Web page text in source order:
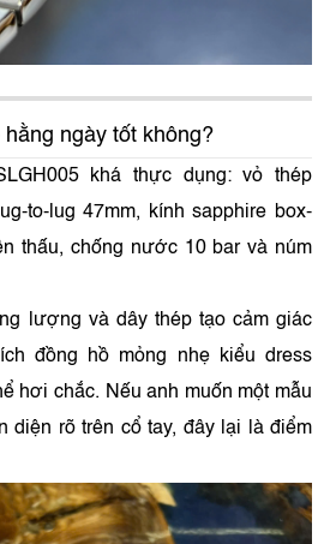
ngày tốt không?
khá thực dụng: vỏ thép
to-lug 47mm, kính sapphire box-
thấu, chống nước 10 bar và núm
lượng và dây thép tạo cảm giác
đồng hồ mỏng nhẹ kiểu dress